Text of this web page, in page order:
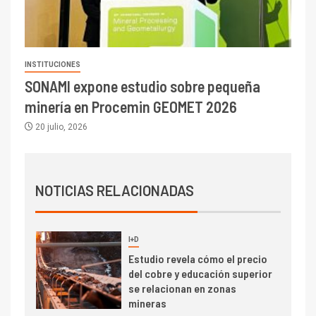
INSTITUCIONES
SONAMI expone estudio sobre pequeña
minería en Procemin GEOMET 2026
20 julio, 2026
NOTICIAS RELACIONADAS
Producción minera en mayo de
2026 cae 10,6%
3
PIB minero impacta el
crecimiento regional: Banco
Central reporta resultados
Cochilco: precio del cobre
de concentrados
5 I+D
Estudio revela cómo el precio
del cobre y educación superior
se relacionan en zonas
mineras